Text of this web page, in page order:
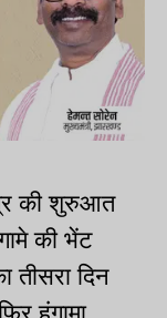
की शुरुआत
की भेंट
तीसरा दिन